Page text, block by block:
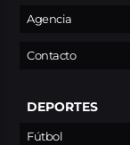
Agencia
Contacto
DEPORTES
Fútbol